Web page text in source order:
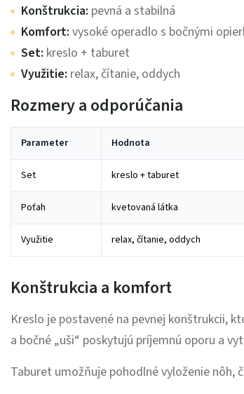
Konštrukcia: pevná a stabilná
Komfort: vysoké operadlo s bočnými
Set: kreslo + taburet
Využitie: relax, čítanie, oddych
Rozmery a odporúčania
Parameter Hodnota
Set kreslo + taburet
Poťah kvetovaná látka
Využitie relax, čítanie, oddych
Konštrukcia a komfort
Kreslo je postavené na pevnej konštrukcii,
a bočné „uši“ poskytujú príjemnú oporu a
Taburet umožňuje pohodlné vyloženie nôh,